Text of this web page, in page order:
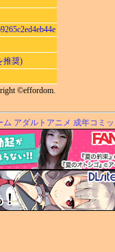
推奨)
©effordom.